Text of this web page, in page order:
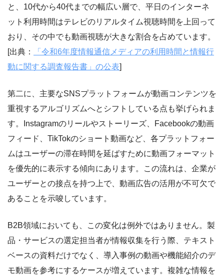
と、10代から40代までの幅広い層で、平日のインターネ
ット利用時間はテレビのリアルタイム視聴時間を上回って
おり、その中でも動画視聴が大きな割合を占めています。
[出典：
「令和6年度情報通信メディアの利用時間と情報行
動に関する調査報告書」の公表]
第二に、主要なSNSプラットフォームが動画コンテンツを
重視するアルゴリズムへとシフトしている点も挙げられま
す。Instagramのリールやストーリーズ、Facebookの動画
フィード、TikTokのショート動画など、各プラットフォー
ムはユーザーの滞在時間を延ばすために動画フォーマット
を優先的に表示する傾向にあります。この流れは、企業が
ユーザーとの接点を持つ上で、動画広告の活用が不可欠で
あることを示唆しています。
B2B領域においても、この変化は例外ではありません。製
品・サービスの選定担当者が情報収集を行う際、テキスト
ベースの資料だけでなく、導入事例の動画や機能紹介のデ
モ動画を参考にするケースが増えています。複雑な情報を